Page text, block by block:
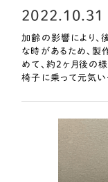
2022.10.31
加齢の影響により、
な時があるため、製作のご
めて、約2ヶ月後の様子です。 上手に歩く事
椅子に乗って元気